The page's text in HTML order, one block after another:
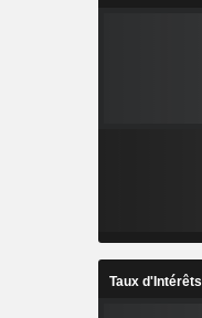
Taux d'Intérêts